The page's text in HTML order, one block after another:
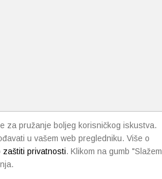
za pružanje boljeg korisničkog iskustva.
u vašem web pregledniku. Više o
zaštiti privatnosti. Klikom na gumb "Slažem